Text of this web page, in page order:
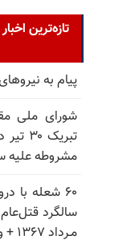
تازه‌ترین
پیام به نیروهای
شورای ملی
مشروطه علیه
۶۰ شعله با
مـرداد ۱۳۶۷ + ویدئو